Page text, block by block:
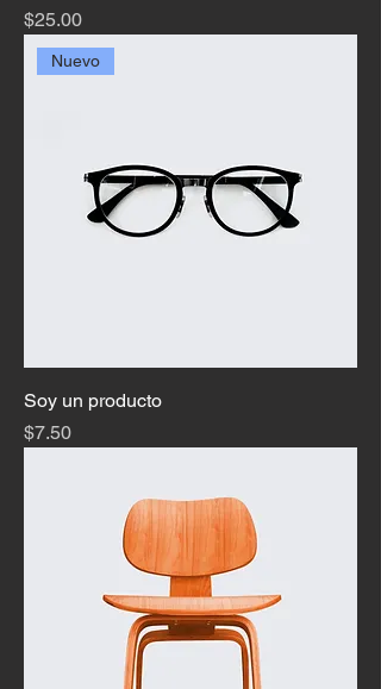
Precio
$25.00
Nuevo
Soy un producto
Precio
$7.50